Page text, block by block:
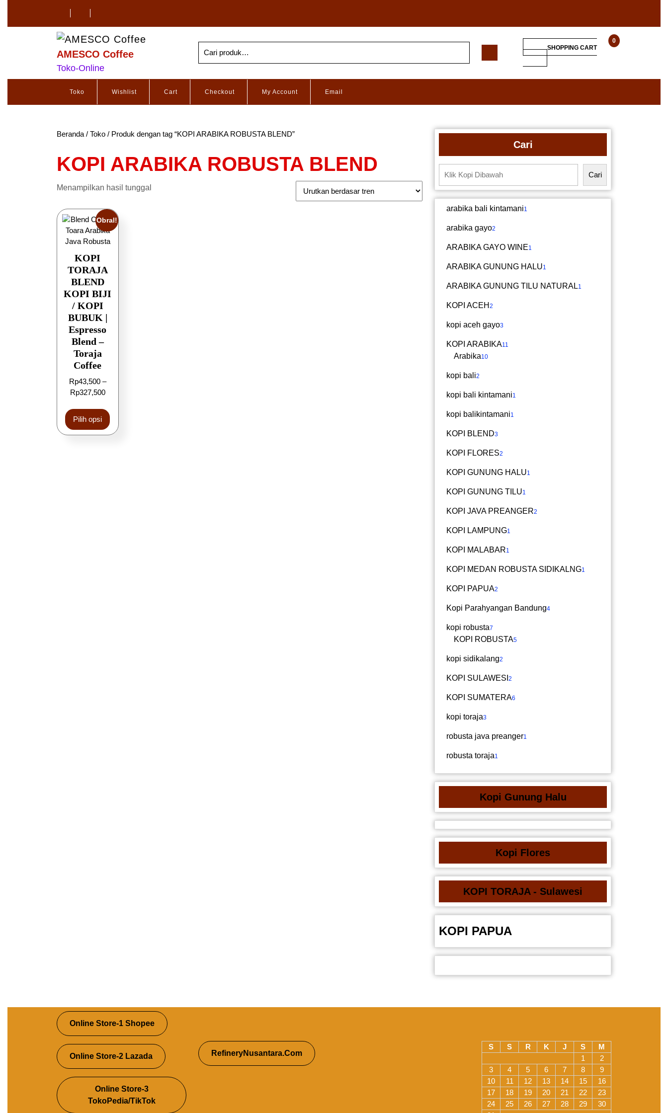
AMESCO Coffee
Toko-Online
0
SHOPPING CART
Toko Wishlist Cart Checkout My Account Email
Beranda / Toko / Produk dengan tag “KOPI ARABIKA ROBUSTA BLEND”
KOPI ARABIKA ROBUSTA BLEND
Menampilkan hasil tunggal
Obral!
KOPI
TORAJA
BLEND
KOPI BIJI
/ KOPI
BUBUK |
Espresso
Blend –
Toraja
Coffee
Rp43,500 –
Rp327,500
Pilih opsi
Cari
Cari
arabika bali kintamani1
arabika gayo2
ARABIKA GAYO WINE1
ARABIKA GUNUNG HALU1
ARABIKA GUNUNG TILU NATURAL1
KOPI ACEH 2
kopi aceh gayo3
KOPI ARABIKA11
Arabika10
kopi bali2
kopi bali kintamani1
kopi balikintamani1
KOPI BLEND3
KOPI FLORES2
KOPI GUNUNG HALU1
KOPI GUNUNG TILU1
KOPI JAVA PREANGER2
KOPI LAMPUNG1
KOPI MALABAR1
KOPI MEDAN ROBUSTA SIDIKALNG1
KOPI PAPUA2
Kopi Parahyangan Bandung4
kopi robusta7
KOPI ROBUSTA5
kopi sidikalang2
KOPI SULAWESI 2
KOPI SUMATERA6
kopi toraja3
robusta java preanger1
robusta toraja1
Kopi Gunung Halu
Kopi Flores
KOPI TORAJA - Sulawesi
KOPI PAPUA
Online Store-1 Shopee
Online Store-2 Lazada
Online Store-3
TokoPedia/TikTok
RefineryNusantara.Com
S S R K J S
M
1
2
3
4 5 6 7 8
9
10
11 12 13 14 15
16
17
18 19 20 21 22
23
24
25 26 27 28 29
30